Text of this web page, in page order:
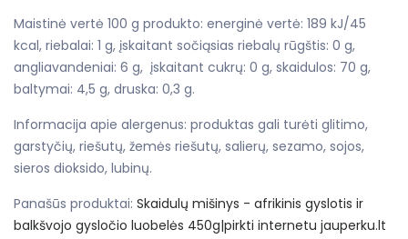
Maistinė vertė 100 g produkto: energinė vertė: 189 kJ/45
kcal, riebalai: 1 g, įskaitant sočiąsias riebalų rūgštis: 0 g,
angliavandeniai: 6 g, įskaitant cukrų: 0 g, skaidulos: 70 g,
baltymai: 4,5 g, druska: 0,3 g.
Informacija apie alergenus: produktas gali turėti glitimo,
garstyčių, riešutų, žemės riešutų, salierų, sezamo, sojos,
sieros dioksido, lubinų.
Panašūs produktai: Skaidulų mišinys - afrikinis gyslotis ir
balkšvojo gysločio luobelės 450g|pirkti internetu jauperku.lt